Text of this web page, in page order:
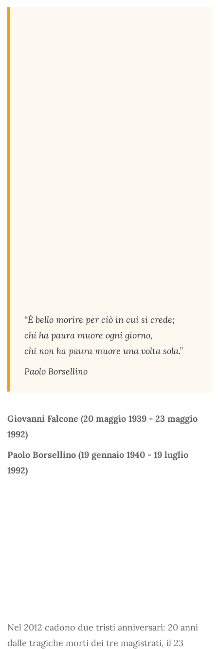
“È bello morire per ciò in cui si crede;
chi ha paura muore ogni giorno,
chi non ha paura muore una volta sola.”
Paolo Borsellino
Giovanni Falcone (20 maggio 1939 - 23 maggio
1992)
Paolo Borsellino (19 gennaio 1940 - 19 luglio
1992)
Nel 2012 cadono due tristi anniversari: 20 anni
dalle tragiche morti dei tre magistrati, il 23